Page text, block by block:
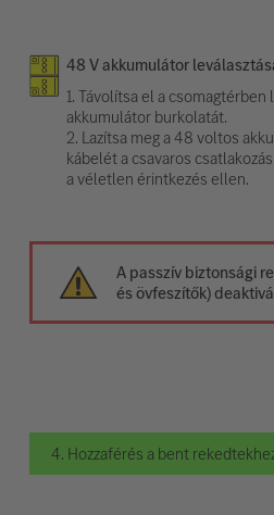
48 V akkumulátor
1. Távolítsa el a
akkumulátor burkolatát.
2. Lazítsa meg a 48 voltos
kábelét a csavaros
a véletlen érintkezés ellen.
A passzív biztonsági
és övfeszítők)
4. Hozzaférés a bent